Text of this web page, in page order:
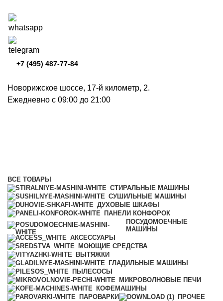
+7 (495) 487-77-84
Новорижское шоссе, 17-й километр, 2.
Ежедневно с 09:00 до 21:00
ВСЕ ТОВАРЫ
СТИРАЛЬНЫЕ МАШИНЫ
СУШИЛЬНЫЕ МАШИНЫ
ДУХОВЫЕ ШКАФЫ
ПАНЕЛИ КОНФОРОК
ПОСУДОМОЕЧНЫЕ
МАШИНЫ
АКСЕССУАРЫ
МОЮЩИЕ СРЕДСТВА
ВЫТЯЖКИ
ГЛАДИЛЬНЫЕ МАШИНЫ
ПЫЛЕСОСЫ
МИКРОВОЛНОВЫЕ ПЕЧИ
КОФЕМАШИНЫ
ПАРОВАРКИ
ПРОЧЕЕ